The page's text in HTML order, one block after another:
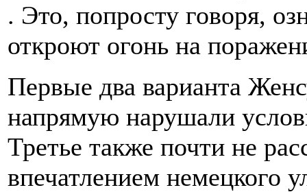
. Это, попросту говоря,
откроют огонь на
Первые два варианта
напрямую нарушали
Третье также почти не
впечатлением немецкого